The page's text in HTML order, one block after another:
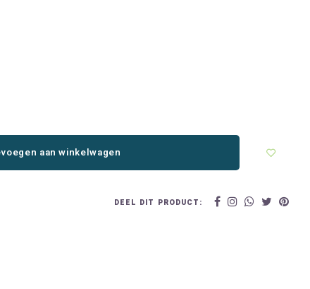
aan winkelwagen
DEEL DIT PRODUCT: